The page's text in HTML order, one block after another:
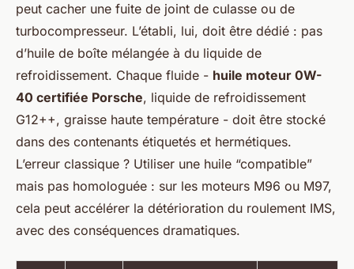
peut cacher une fuite de joint de culasse ou de
turbocompresseur. L’établi, lui, doit être dédié : pas
d’huile de boîte mélangée à du liquide de
refroidissement. Chaque fluide - huile moteur 0W-
40 certifiée Porsche, liquide de refroidissement
G12++, graisse haute température - doit être stocké
dans des contenants étiquetés et hermétiques.
L’erreur classique ? Utiliser une huile “compatible”
mais pas homologuée : sur les moteurs M96 ou M97,
cela peut accélérer la détérioration du roulement IMS,
avec des conséquences dramatiques.